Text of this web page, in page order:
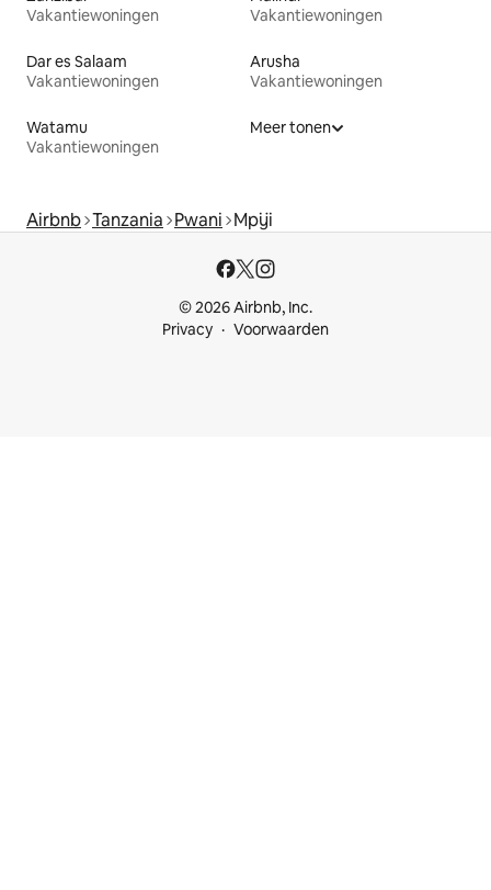
Vakantiewoningen
Vakantiewoningen
Dar es Salaam
Vakantiewoningen
Arusha
Vakantiewoningen
Watamu
Vakantiewoningen
Meer tonen
Airbnb Tanzania Pwani Mpiji
© 2026 Airbnb, Inc.
Privacy
Voorwaarden